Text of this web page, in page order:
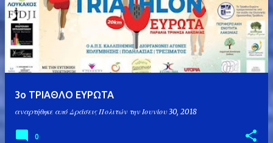
α
ή
3ο ΤΡΙΑΘΛΟ ΕΥΡΩΤΑ
αναρτήθηκε από Δράσεις Πολιτών την Ιουνίου 30, 2018
0